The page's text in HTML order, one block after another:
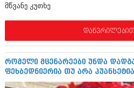
ინტერვიუები
საზოგადოება
მოდი, ვილაპარაკოთ
მედიცინა
სპორტი
მწვანე კუთხე
დაწვრილებით
რომელი მცენარეები უნდა
ფეხბედნიერია თუ არა პუანსეტია